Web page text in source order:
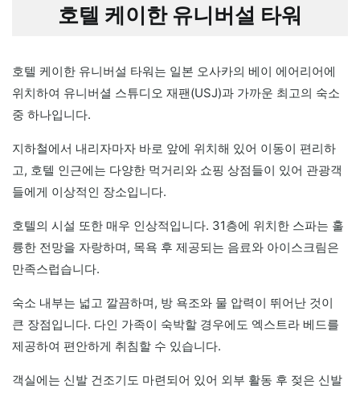
호텔 케이한 유니버설 타워
호텔 케이한 유니버설 타워는 일본 오사카의 베이 에어리어에
위치하여 유니버셜 스튜디오 재팬(USJ)과 가까운 최고의 숙소
중 하나입니다.
지하철에서 내리자마자 바로 앞에 위치해 있어 이동이 편리하
고, 호텔 인근에는 다양한 먹거리와 쇼핑 상점들이 있어 관광객
들에게 이상적인 장소입니다.
호텔의 시설 또한 매우 인상적입니다. 31층에 위치한 스파는 훌
륭한 전망을 자랑하며, 목욕 후 제공되는 음료와 아이스크림은
만족스럽습니다.
숙소 내부는 넓고 깔끔하며, 방 욕조와 물 압력이 뛰어난 것이
큰 장점입니다. 다인 가족이 숙박할 경우에도 엑스트라 베드를
제공하여 편안하게 취침할 수 있습니다.
객실에는 신발 건조기도 마련되어 있어 외부 활동 후 젖은 신발